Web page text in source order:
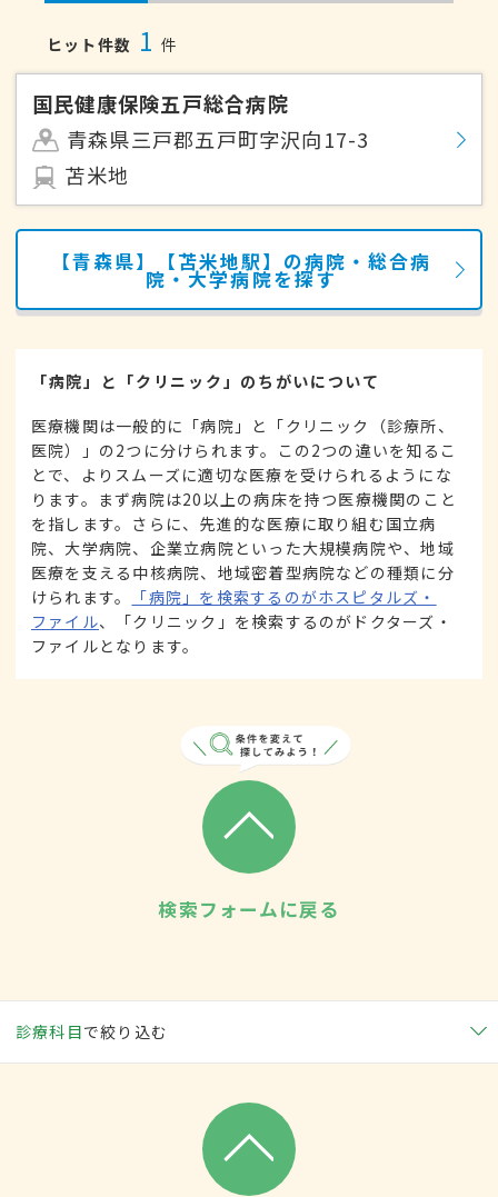
ヒット件数 1 件
国民健康保険五戸総合病院
青森県三戸郡五戸町字沢向17-3
苫米地
【青森県】【苫米地駅】の病院・総合病
院・大学病院を探す
「病院」と「クリニック」のちがいについて
医療機関は一般的に「病院」と「クリニック（診療所、
医院）」の2つに分けられます。この2つの違いを知るこ
とで、よりスムーズに適切な医療を受けられるようにな
ります。まず病院は20以上の病床を持つ医療機関のこと
を指します。さらに、先進的な医療に取り組む国立病
院、大学病院、企業立病院といった大規模病院や、地域
医療を支える中核病院、地域密着型病院などの種類に分
けられます。
「病院」を検索するのがホスピタルズ・
ファイル、「クリニック」を検索するのがドクターズ・
ファイルとなります。
検索フォームに戻る
診療科目で絞り込む